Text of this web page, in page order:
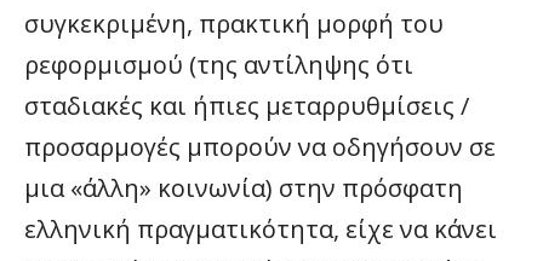
συγκεκριμένη, πρακτική μορφή του
ρεφορμισμού (της αντίληψης ότι
σταδιακές και ήπιες μεταρρυθμίσεις /
προσαρμογές μπορούν να οδηγήσουν σε
μια «άλλη» κοινωνία) στην πρόσφατη
ελληνική πραγματικότητα, είχε να κάνει